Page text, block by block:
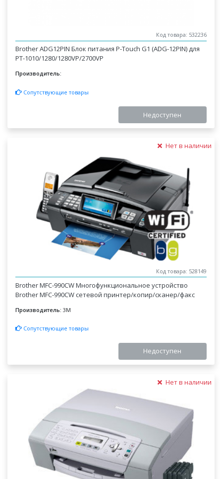
Код товара: 532236
Brother ADG12PIN Блок питания P-Touch G1 (ADG-12PIN) для
PT-1010/1280/1280VP/2700VP
Производитель:
Сопутствующие товары
Недоступен
Нет в наличии
Код товара: 528149
Brother MFC-990CW Многофункциональное устройство
Brother MFC-990CW сетевой принтер/копир/сканер/факс
Производитель: 3M
Сопутствующие товары
Недоступен
Нет в наличии